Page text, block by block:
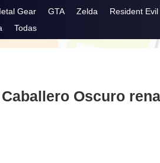
Gear GTA Zelda Resident Evil
Todas
Oscuro